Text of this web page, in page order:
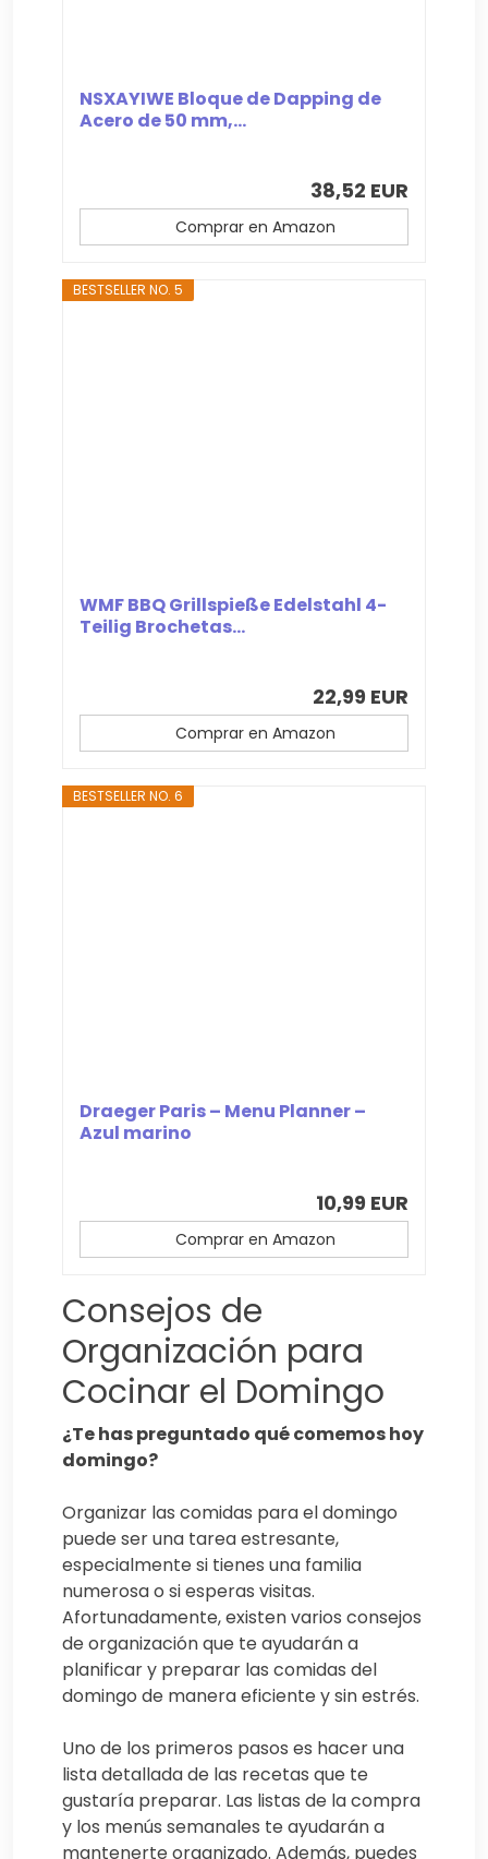
NSXAYIWE Bloque de Dapping de
Acero de 50 mm,...
38,52 EUR
Comprar en Amazon
BESTSELLER NO. 5
WMF BBQ Grillspieße Edelstahl 4-
Teilig Brochetas...
22,99 EUR
Comprar en Amazon
BESTSELLER NO. 6
Draeger Paris – Menu Planner –
Azul marino
10,99 EUR
Comprar en Amazon
Consejos de
Organización para
Cocinar el Domingo
¿Te has preguntado qué comemos hoy
domingo?
Organizar las comidas para el domingo
puede ser una tarea estresante,
especialmente si tienes una familia
numerosa o si esperas visitas.
Afortunadamente, existen varios consejos
de organización que te ayudarán a
planificar y preparar las comidas del
domingo de manera eficiente y sin estrés.
Uno de los primeros pasos es hacer una
lista detallada de las recetas que te
gustaría preparar. Las listas de la compra
y los menús semanales te ayudarán a
mantenerte organizado. Además, puedes